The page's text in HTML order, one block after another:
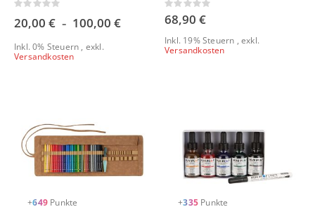
Rating:
0%
20,00 € 100,00 €
Inkl. 0% Steuern , exkl.
Versandkosten
Rating:
0%
68,90 €
Inkl. 19% Steuern ,exkl.
Versandkosten
+649 Punkte +335 Punkte